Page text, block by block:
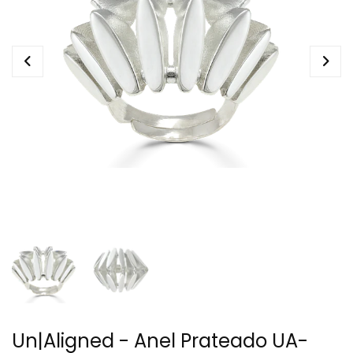
Un|Aligned - Anel Prateado UA-